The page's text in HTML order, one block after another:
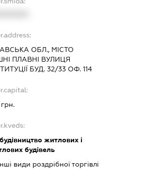
ОБЛ., МІСТО
ПЛАВНІ ВУЛИЦЯ
БУД. 32/33 ОФ. 114
житлових і
будівель
види роздрібної торгівлі